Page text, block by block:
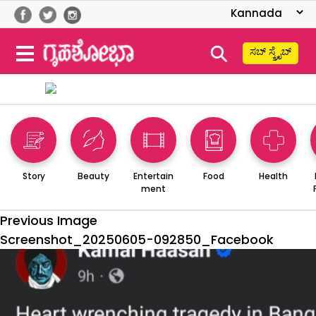
⚲ ಸಬ್ ಸ್ಕ್ರೈಬ್
Story Beauty
Entertain
ment
Food Health
Previous Image
Screenshot_20250605-092850_Facebook